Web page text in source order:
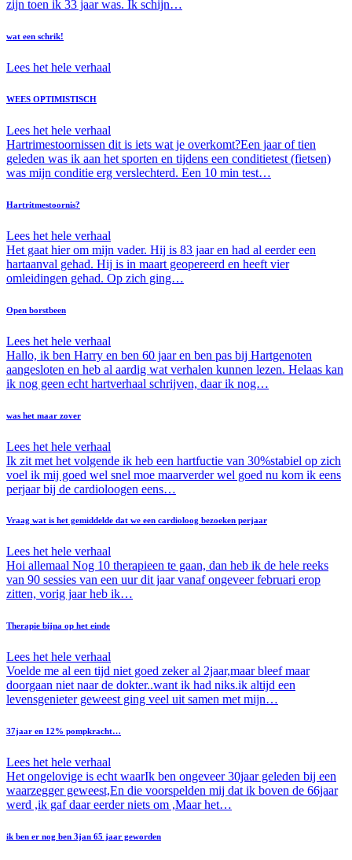
zijn toen ik 33 jaar was. Ik schijn…
wat een schrik!
Lees het hele verhaal
WEES OPTIMISTISCH
Lees het hele verhaal
Hartrimestoornissen dit is iets wat je overkomt?Een jaar of tien
geleden was ik aan het sporten en tijdens een conditietest (fietsen)
was mijn conditie erg verslechterd. Een 10 min test…
Hartritmestoornis?
Lees het hele verhaal
Het gaat hier om mijn vader. Hij is 83 jaar en had al eerder een
hartaanval gehad. Hij is in maart geopereerd en heeft vier
omleidingen gehad. Op zich ging…
Open borstbeen
Lees het hele verhaal
Hallo, ik ben Harry en ben 60 jaar en ben pas bij Hartgenoten
aangesloten en heb al aardig wat verhalen kunnen lezen. Helaas kan
ik nog geen echt hartverhaal schrijven, daar ik nog…
was het maar zover
Lees het hele verhaal
Ik zit met het volgende ik heb een hartfuctie van 30%stabiel op zich
voel ik mij goed wel snel moe maarverder wel goed nu kom ik eens
perjaar bij de cardioloogen eens…
Vraag wat is het gemiddelde dat we een cardioloog bezoeken perjaar
Lees het hele verhaal
Hoi allemaal Nog 10 therapieen te gaan, dan heb ik de hele reeks
van 90 sessies van een uur dit jaar vanaf ongeveer februari erop
zitten, vorig jaar heb ik…
Therapie bijna op het einde
Lees het hele verhaal
Voelde me al een tijd niet goed zeker al 2jaar,maar bleef maar
doorgaan niet naar de dokter..want ik had niks.ik altijd een
levensgenieter geweest ging veel uit samen met mijn…
37jaar en 12% pompkracht…
Lees het hele verhaal
Het ongelovige is echt waarIk ben ongeveer 30jaar geleden bij een
waarzegger geweest,En die voorspelden mij dat ik boven de 66jaar
werd ,ik gaf daar eerder niets om ,Maar het…
ik ben er nog ben 3jan 65 jaar geworden